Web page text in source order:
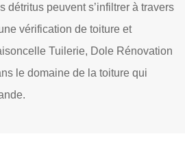
détritus peuvent s’infiltrer à travers
vérification de toiture et
Tuilerie, Dole Rénovation
le domaine de la toiture qui